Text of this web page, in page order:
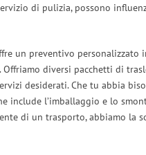
di pulizia, possono
un preventivo personalizzato
Offriamo diversi pacchetti di
desiderati. Che tu abbia
include l’imballaggio e lo
di un trasporto, abbiamo la